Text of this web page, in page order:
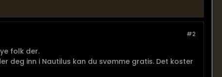
#2
folk der.
deg inn i Nautilus kan du svømme gratis. Det koster